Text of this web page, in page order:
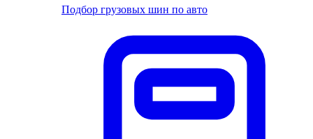
Подбор грузовых шин по авто